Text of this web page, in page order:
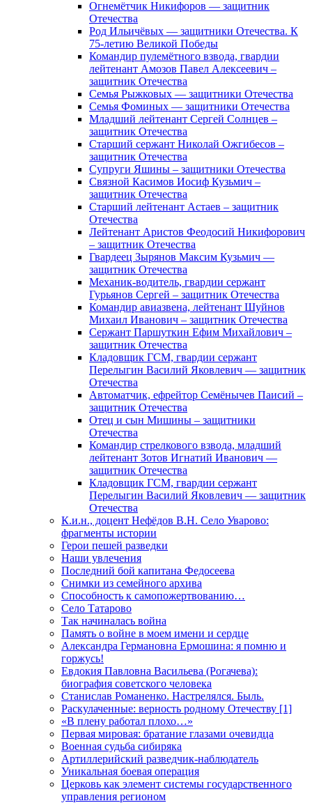
Огнемётчик Никифоров — защитник
Отечества
Род Ильичёвых — защитники Отечества. К
75-летию Великой Победы
Командир пулемётного взвода, гвардии
лейтенант Амозов Павел Алексеевич –
защитник Отечества
Семья Рыжковых — защитники Отечества
Семья Фоминых — защитники Отечества
Младший лейтенант Сергей Солнцев –
защитник Отечества
Старший сержант Николай Ожгибесов –
защитник Отечества
Супруги Яшины – защитники Отечества
Связной Касимов Иосиф Кузьмич –
защитник Отечества
Старший лейтенант Астаев – защитник
Отечества
Лейтенант Аристов Феодосий Никифорович
– защитник Отечества
Гвардеец Зырянов Максим Кузьмич —
защитник Отечества
Механик-водитель, гвардии сержант
Гурьянов Сергей – защитник Отечества
Командир авиазвена, лейтенант Шуйнов
Михаил Иванович – защитник Отечества
Сержант Паршуткин Ефим Михайлович –
защитник Отечества
Кладовщик ГСМ, гвардии сержант
Перелыгин Василий Яковлевич — защитник
Отечества
Автоматчик, ефрейтор Семёнычев Паисий –
защитник Отечества
Отец и сын Мишины – защитники
Отечества
Командир стрелкового взвода, младший
лейтенант Зотов Игнатий Иванович —
защитник Отечества
Кладовщик ГСМ, гвардии сержант
Перелыгин Василий Яковлевич — защитник
Отечества
К.и.н., доцент Нефёдов В.Н. Село Уварово:
фрагменты истории
Герои пешей разведки
Наши увлечения
Последний бой капитана Федосеева
Снимки из семейного архива
Способность к самопожертвованию…
Село Татарово
Так начиналась война
Память о войне в моем имени и сердце
Александра Германовна Ермошина: я помню и
горжусь!
Евдокия Павловна Васильева (Рогачева):
биография советского человека
Станислав Романенко. Настрелялся. Быль.
Раскулаченные: верность родному Отечеству [1]
«В плену работал плохо…»
Первая мировая: братание глазами очевидца
Военная судьба сибиряка
Артиллерийский разведчик-наблюдатель
Уникальная боевая операция
Церковь как элемент системы государственного
управления регионом